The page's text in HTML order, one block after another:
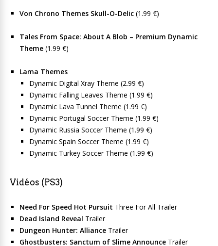
Von Chrono Themes Skull-O-Delic (1.99 €)
Tales From Space: About A Blob – Premium Dynamic
Theme (1.99 €)
Lama Themes
Dynamic Digital Xray Theme (2.99 €)
Dynamic Falling Leaves Theme (1.99 €)
Dynamic Lava Tunnel Theme (1.99 €)
Dynamic Portugal Soccer Theme (1.99 €)
Dynamic Russia Soccer Theme (1.99 €)
Dynamic Spain Soccer Theme (1.99 €)
Dynamic Turkey Soccer Theme (1.99 €)
Vidéos (PS3)
Need For Speed Hot Pursuit Three For All Trailer
Dead Island Reveal Trailer
Dungeon Hunter: Alliance Trailer
Ghostbusters: Sanctum of Slime Announce Trailer